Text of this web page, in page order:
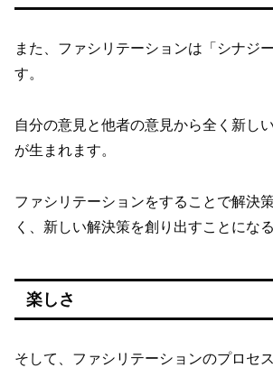
また、ファシリテーションは「シナジ
す。
自分の意見と他者の意見から全く新し
が生まれます。
ファシリテーションをすることで解決
く、新しい解決策を創り出すことになる
楽しさ
そして、ファシリテーションのプロセ